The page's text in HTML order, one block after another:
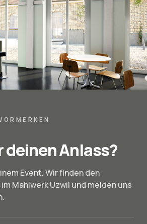
deinen Anlass?
Event. Wir finden den
Mahlwerk Uzwil und melden uns